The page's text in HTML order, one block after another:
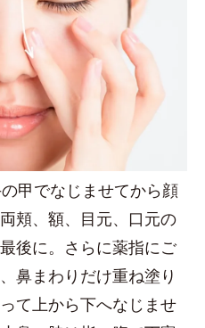
甲でなじませてから顔
頬、額、目元、口元の
後に。さらに薬指にご
鼻まわりだけ重ね塗り
て上から下へなじませ